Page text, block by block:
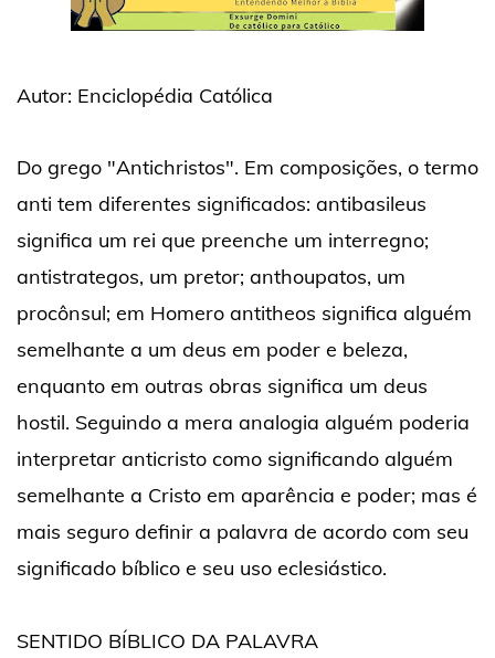
Autor: Enciclopédia Católica
Do grego "Antichristos". Em composições, o termo
anti tem diferentes significados: antibasileus
significa um rei que preenche um interregno;
antistrategos, um pretor; anthoupatos, um
procônsul; em Homero antitheos significa alguém
semelhante a um deus em poder e beleza,
enquanto em outras obras significa um deus
hostil. Seguindo a mera analogia alguém poderia
interpretar anticristo como significando alguém
semelhante a Cristo em aparência e poder; mas é
mais seguro definir a palavra de acordo com seu
significado bíblico e seu uso eclesiástico.
SENTIDO BÍBLICO DA PALAVRA